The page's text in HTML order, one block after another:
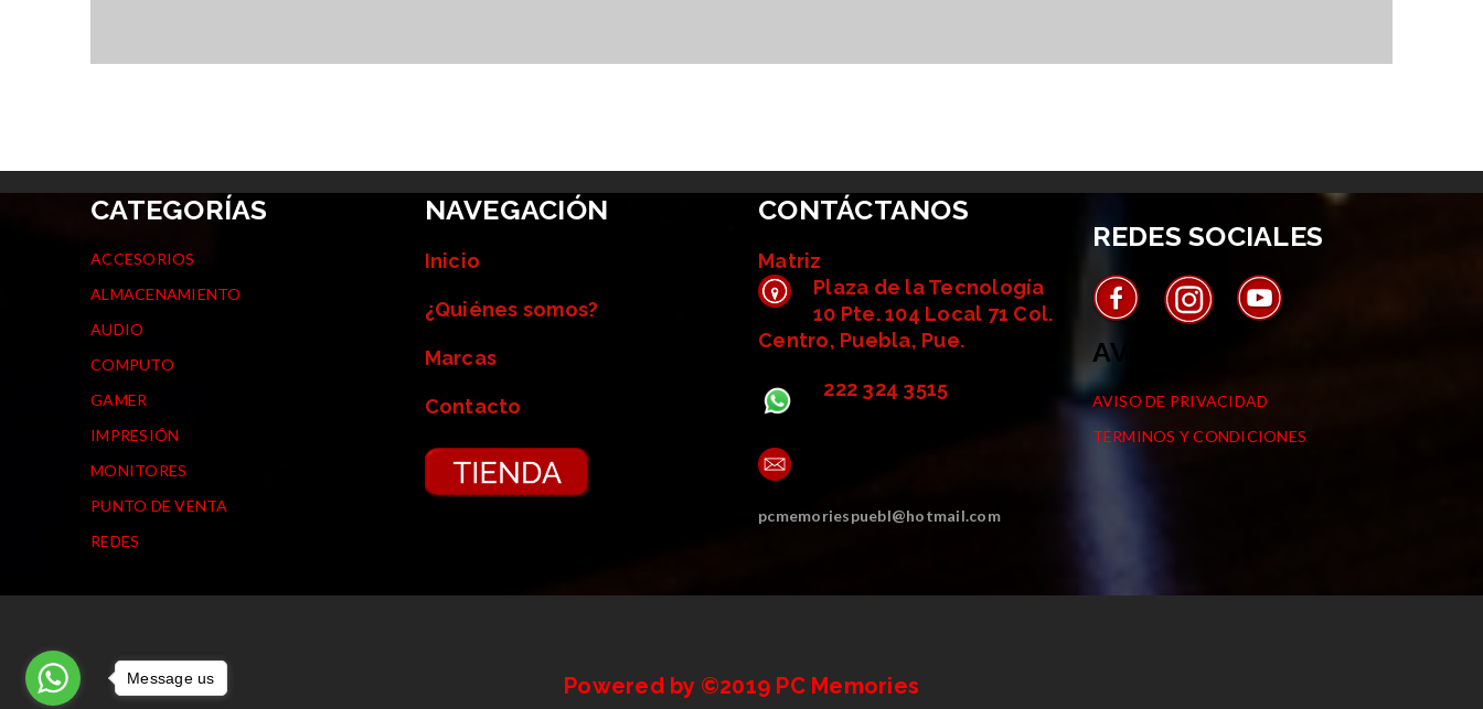
CATEGORÍAS
ACCESORIOS
ALMACENAMIENTO
AUDIO
COMPUTO
GAMER
IMPRESIÓN
MONITORES
PUNTO DE VENTA
REDES
NAVEGACIÓN
Inicio
¿Quiénes somos?
Marcas
Contacto
CONTÁCTANOS
Matriz
Plaza de la Tecnología
10 Pte. 104 Local 71 Col.
Centro, Puebla, Pue.
222 324 3515
pcmemoriespuebl@hotmail.com
REDES SOCIALES
AVISOS
AVISO DE PRIVACIDAD
TÉRMINOS Y CONDICIONES
Powered by ©2019 PC Memories
Message us